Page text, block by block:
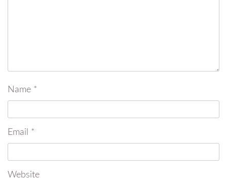
Name *
Email *
Website